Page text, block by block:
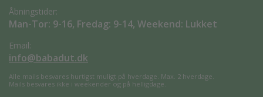
Åbningstider:
Man-Tor: 9-16, Fredag: 9-14, Weekend: Lukket
Email:
info@babadut.dk
Alle mails besvares hurtigst muligt på hverdage. Max. 2 hverdage.
Mails besvares ikke i weekender og på helligdage.